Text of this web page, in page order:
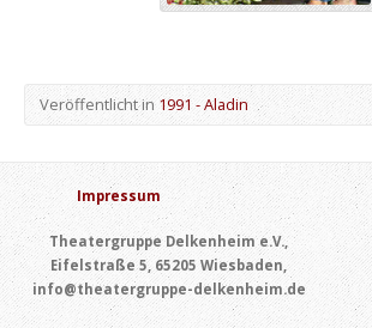
Veröffentlicht in1991 - Aladin
Impressum
Theatergruppe Delkenheim e.V.,
Eifelstraße 5, 65205 Wiesbaden,
info@theatergruppe-delkenheim.de